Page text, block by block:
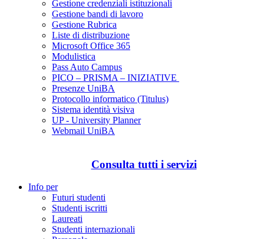
Gestione credenziali istituzionali
Gestione bandi di lavoro
Gestione Rubrica
Liste di distribuzione
Microsoft Office 365
Modulistica
Pass Auto Campus
PICO – PRISMA – INIZIATIVE
Presenze UniBA
Protocollo informatico (Titulus)
Sistema identità visiva
UP - University Planner
Webmail UniBA
Consulta tutti i servizi
Info per
Futuri studenti
Studenti iscritti
Laureati
Studenti internazionali